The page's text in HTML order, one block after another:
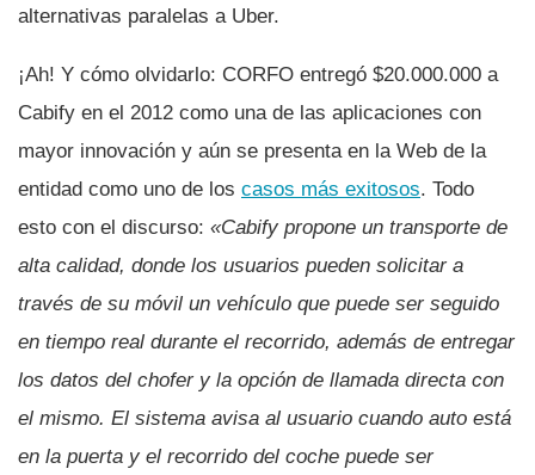
alternativas paralelas a Uber.
¡Ah! Y cómo olvidarlo: CORFO entregó $20.000.000 a
Cabify en el 2012 como una de las aplicaciones con
mayor innovación y aún se presenta en la Web de la
entidad como uno de los casos más exitosos. Todo
esto con el discurso: «Cabify propone un transporte de
alta calidad, donde los usuarios pueden solicitar a
través de su móvil un vehí­culo que puede ser seguido
en tiempo real durante el recorrido, además de entregar
los datos del chofer y la opción de llamada directa con
el mismo. El sistema avisa al usuario cuando auto está
en la puerta y el recorrido del coche puede ser